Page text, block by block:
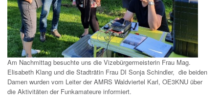
Am Nachmittag besuchte uns die Vizebürgermeisterin Frau Mag.
Elisabeth Klang und die Stadträtin Frau DI Sonja Schindler, die beiden
Damen wurden vom Leiter der AMRS Waldviertel Karl, OE3KNU über
die Aktivitäten der Funkamateure informiert.